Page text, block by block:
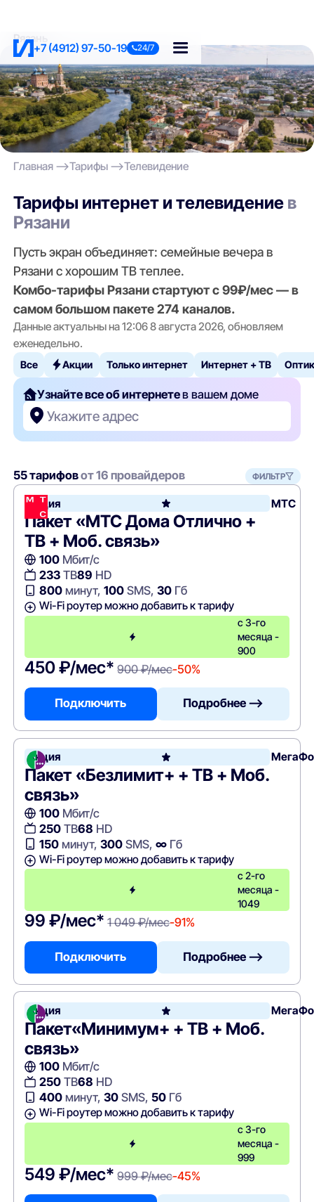
+7 (4912) 97-50-19 24/7
Рязань
Главная Тарифы Телевидение
Тарифы интернет и телевидение в
Рязани
Пусть экран объединяет: семейные вечера в
Рязани с хорошим ТВ теплее.
Комбо-тарифы Рязани стартуют с 99₽/мес — в
самом большом пакете 274 каналов.
Данные актуальны на 12:06 8 августа 2026, обновляем
еженедельно.
Все Акции Только интернет Интернет + ТВ
Узнайте все об интернетев вашем доме
Укажите адрес
55 тарифовот 16 провайдеров ФИЛЬТР
Акция МТС
Пакет «МТС Дома Отлично +
ТВ + Моб. связь»
100Мбит/с
233ТВ89 HD
800минут, 100SMS, 30Гб
Wi-Fi роутер можно добавить к тарифу
с 3-го
месяца -
900
450 ₽/мес* 900 ₽/мес-50%
Подключить Подробнее —>
Акция
Пакет «Безлимит+ + ТВ + Моб.
связь»
100Мбит/с
250ТВ68 HD
150минут, 300SMS, ∞Гб
Wi-Fi роутер можно добавить к тарифу
с 2-го
месяца -
1049
99 ₽/мес* 1 049 ₽/мес-91%
Подключить Подробнее —>
Акция
Пакет«Минимум+ + ТВ + Моб.
связь»
100Мбит/с
250ТВ68 HD
400минут, 30SMS, 50Гб
Wi-Fi роутер можно добавить к тарифу
с 3-го
месяца -
999
549 ₽/мес* 999 ₽/мес-45%